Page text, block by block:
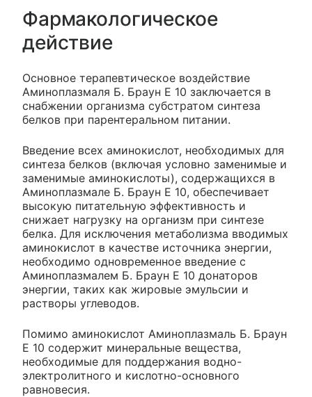
Фармакологическое
действие
Основное терапевтическое воздействие
Аминоплазмаля Б. Браун Е 10 заключается в
снабжении организма субстратом синтеза
белков при парентеральном питании.
Введение всех аминокислот, необходимых для
синтеза белков (включая условно заменимые и
заменимые аминокислоты), содержащихся в
Аминоплазмале Б. Браун Е 10, обеспечивает
высокую питательную эффективность и
снижает нагрузку на организм при синтезе
белка. Для исключения метаболизма вводимых
аминокислот в качестве источника энергии,
необходимо одновременное введение с
Аминоплазмалем Б. Браун Е 10 донаторов
энергии, таких как жировые эмульсии и
растворы углеводов.
Помимо аминокислот Аминоплазмаль Б. Браун
Е 10 содержит минеральные вещества,
необходимые для поддержания водно-
электролитного и кислотно-основного
равновесия.